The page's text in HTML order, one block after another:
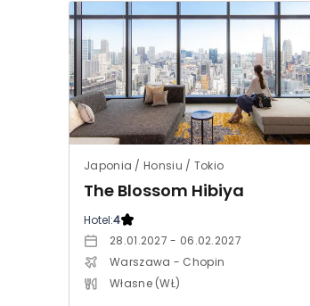
Japonia / Honsiu / Tokio
The Blossom Hibiya
Hotel:4
28.01.2027 - 06.02.2027
Warszawa - Chopin
Własne (WŁ)